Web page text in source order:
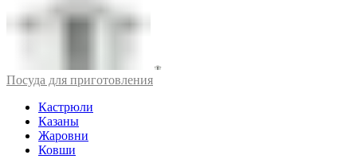
Посуда для приготовления
Кастрюли
Казаны
Жаровни
Ковши